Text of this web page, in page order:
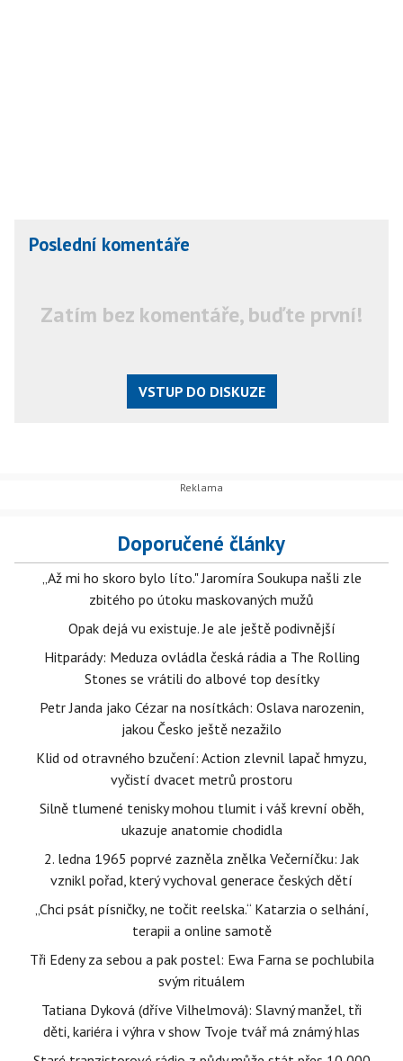
Poslední komentáře
Zatím bez komentáře, buďte první!
VSTUP DO DISKUZE
Doporučené články
„Až mi ho skoro bylo líto." Jaromíra Soukupa našli zle
zbitého po útoku maskovaných mužů
Opak dejá vu existuje. Je ale ještě podivnější
Hitparády: Meduza ovládla česká rádia a The Rolling
Stones se vrátili do albové top desítky
Petr Janda jako Cézar na nosítkách: Oslava narozenin,
jakou Česko ještě nezažilo
Klid od otravného bzučení: Action zlevnil lapač hmyzu,
vyčistí dvacet metrů prostoru
Silně tlumené tenisky mohou tlumit i váš krevní oběh,
ukazuje anatomie chodidla
2. ledna 1965 poprvé zazněla znělka Večerníčku: Jak
vznikl pořad, který vychoval generace českých dětí
„Chci psát písničky, ne točit reelska.“ Katarzia o selhání,
terapii a online samotě
Tři Edeny za sebou a pak postel: Ewa Farna se pochlubila
svým rituálem
Tatiana Dyková (dříve Vilhelmová): Slavný manžel, tři
děti, kariéra i výhra v show Tvoje tvář má známý hlas